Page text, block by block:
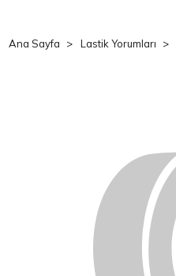
Ana Sayfa Lastik Yorumları